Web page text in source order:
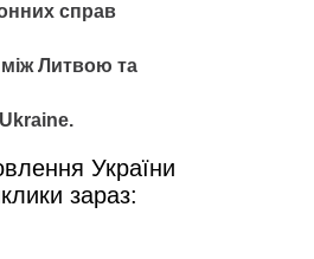
справ
між Литвою та
України
зараз: